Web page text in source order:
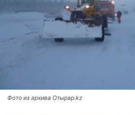
Фото из архива Отырар.kz